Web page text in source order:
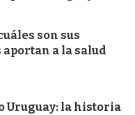
son sus
a la salud
Uruguay: la historia